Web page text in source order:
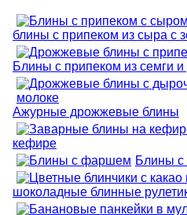
блины с припеком из сыра с
Блины с припеком из семги и
Ажурные дрожжевые блины
кефире
Блины
шоколадные блинные